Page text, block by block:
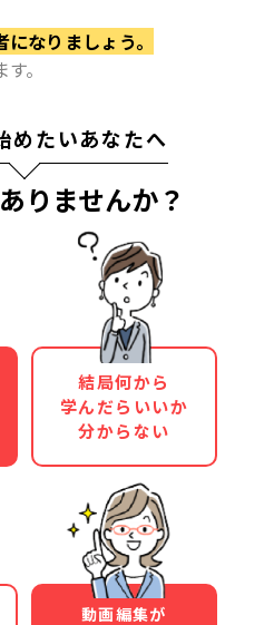
なりましょう。
。
めたいあなたへ
りませんか？
結局何から
学んだらいいか
分からない
動画編集が